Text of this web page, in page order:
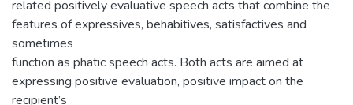
related positively evaluative speech acts that combine the
features of expressives, behabitives, satisfactives and
sometimes
function as phatic speech acts. Both acts are aimed at
expressing positive evaluation, positive impact on the
recipient’s